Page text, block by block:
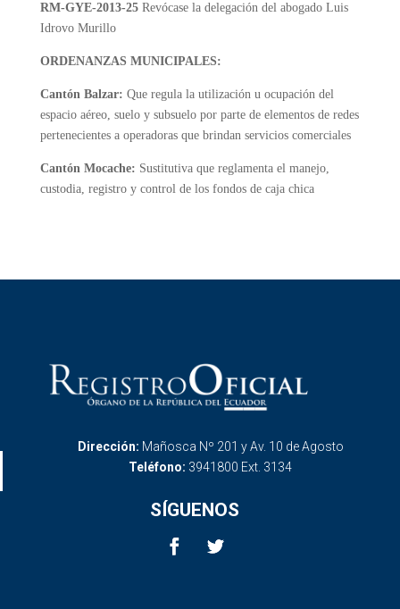
RM-GYE-2013-25 Revócase la delegación del abogado Luis
Idrovo Murillo
ORDENANZAS MUNICIPALES:
Cantón Balzar: Que regula la utilización u ocupación del
espacio aéreo, suelo y subsuelo por parte de elementos de redes
pertenecientes a operadoras que brindan servicios comerciales
Cantón Mocache: Sustitutiva que reglamenta el manejo,
custodia, registro y control de los fondos de caja chica
Dirección: Mañosca Nº 201 y Av. 10 de Agosto
Teléfono: 3941800 Ext. 3134
SÍGUENOS